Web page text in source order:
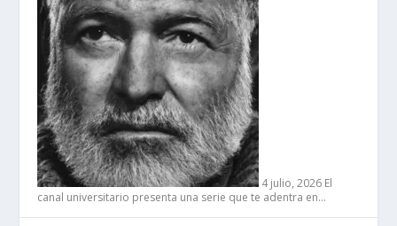
4 julio, 2026 El
canal universitario presenta una serie que te adentra en…